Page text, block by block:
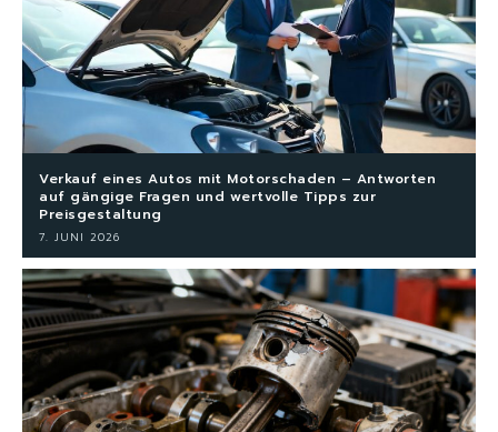
Verkauf eines Autos mit Motorschaden – Antworten
auf gängige Fragen und wertvolle Tipps zur
Preisgestaltung
7. JUNI 2026